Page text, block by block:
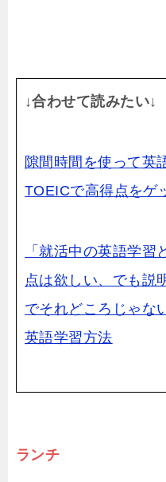
↓合わせて読みたい↓
隙間時間を使って英
TOEICで高得点をゲ
「就活中の英語学
点は欲しい、でも説
でそれどころじゃな
英語学習方法
ランチ